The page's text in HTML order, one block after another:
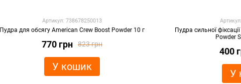
Артикул: 738678250013
Пудра для обсягу American Crew Boost Powder 10 г
823 грн
770 грн
У кошик
Пудра сильної
Powder
400
У